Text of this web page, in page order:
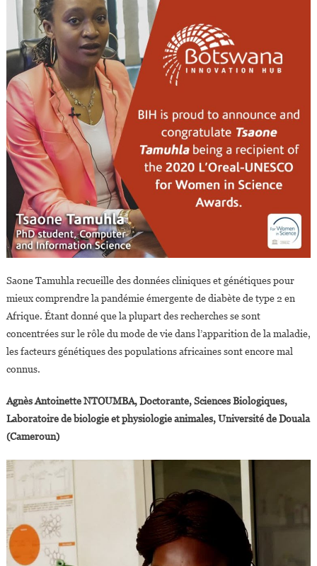
Saone Tamuhla recueille des données cliniques et génétiques pour
mieux comprendre la pandémie émergente de diabète de type 2 en
Afrique. Étant donné que la plupart des recherches se sont
concentrées sur le rôle du mode de vie dans l’apparition de la maladie,
les facteurs génétiques des populations africaines sont encore mal
connus.
Agnès Antoinette NTOUMBA, Doctorante, Sciences Biologiques,
Laboratoire de biologie et physiologie animales, Université de Douala
(Cameroun)